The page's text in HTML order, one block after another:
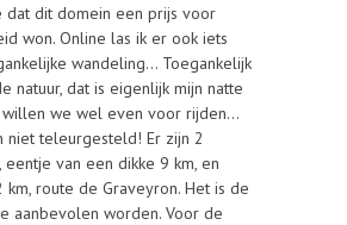
dat dit domein een prijs voor
won. Online las ik er ook iets
wandeling… Toegankelijk
natuur, dat is eigenlijk mijn natte
we wel even voor rijden…
niet teleurgesteld! Er zijn 2
van een dikke 9 km, en
km, route de Graveyron. Het is de
aanbevolen worden. Voor de